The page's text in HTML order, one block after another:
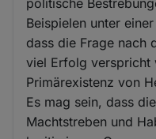
politische
Beispielen unter
dass die Frage nach
viel Erfolg verspricht
Primärexistenz von
Es mag sein, dass
Machtstreben und